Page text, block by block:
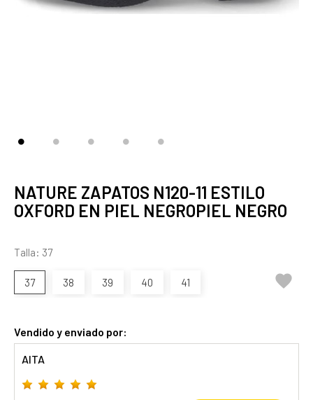
NATURE ZAPATOS N120-11 ESTILO
OXFORD EN PIEL NEGROPIEL NEGRO
Talla: 37
37 38 39 40 41 
Vendido y enviado por:
AITA